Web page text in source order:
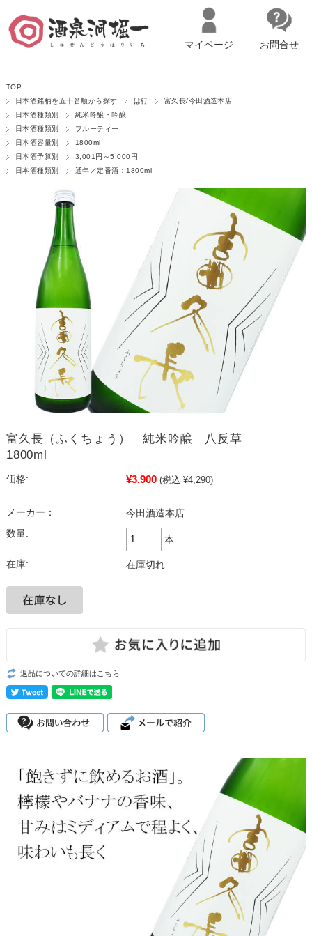
マイページへログイン カートをみる
マイページ お問合せ
TOP
日本酒銘柄を五十音順から探す
は行
富久長/今田酒造本店
日本酒種類別
純米吟醸・吟醸
日本酒種類別
フルーティー
日本酒容量別
1800ml
日本酒予算別
3,001円～5,000円
日本酒種類別
通年／定番酒：1800ml
富久長（ふくちょう） 純米吟醸 八反草
1800ml
価格: ¥3,900 (税込 ¥4,290)
メーカー：
今田酒造本店
数量:
本
在庫: 在庫切れ
返品についての詳細はこちら